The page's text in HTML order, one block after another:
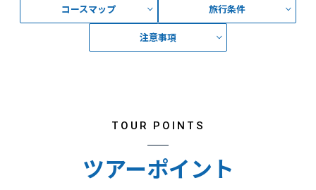
コースマップ 旅行条件
注意事項
TOUR POINTS
ツアーポイント